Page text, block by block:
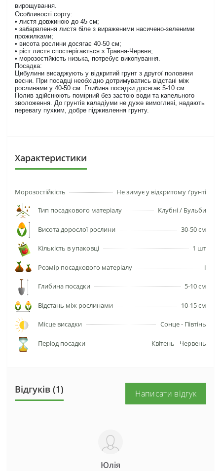
вирощування.
Особливості сорту:
• листя довжиною до 45 см;
• забарвлення листя біле з вираженими насичено-зеленими
прожилками;
• висота рослини досягає 40-50 см;
• ріст листя спостерігається з Травня-Червня;
• морозостійкість низька, потребує викопування.
Посадка:
Цибулини висаджують у відкритий грунт з другої половини
весни. При посадці необхідно дотримуватись відстані між
рослинами у 40-50 см. Глибина посадки досягає 5-10 см.
Полив здійснюють помірний без застою води та капельного
зволоження. До грунтів каладіуми не дуже вимогливі, надають
перевагу пухким, добре підживлення грунту.
Характеристики
Морозостійкість Не зимує у відкритому ґрунті
Тип посадкового матеріалу Клубні / Бульби
Висота дорослої рослини 30-50 см
Кількість в упаковці 1 шт
Розмір посадкового матеріалу І
Глибина посадки 5-10 см
Відстань між рослинами 10-15 см
Місце висадки Сонце - Півтінь
Період посадки Квітень - Червень
Відгуків (1) Написати відгук
Юлія